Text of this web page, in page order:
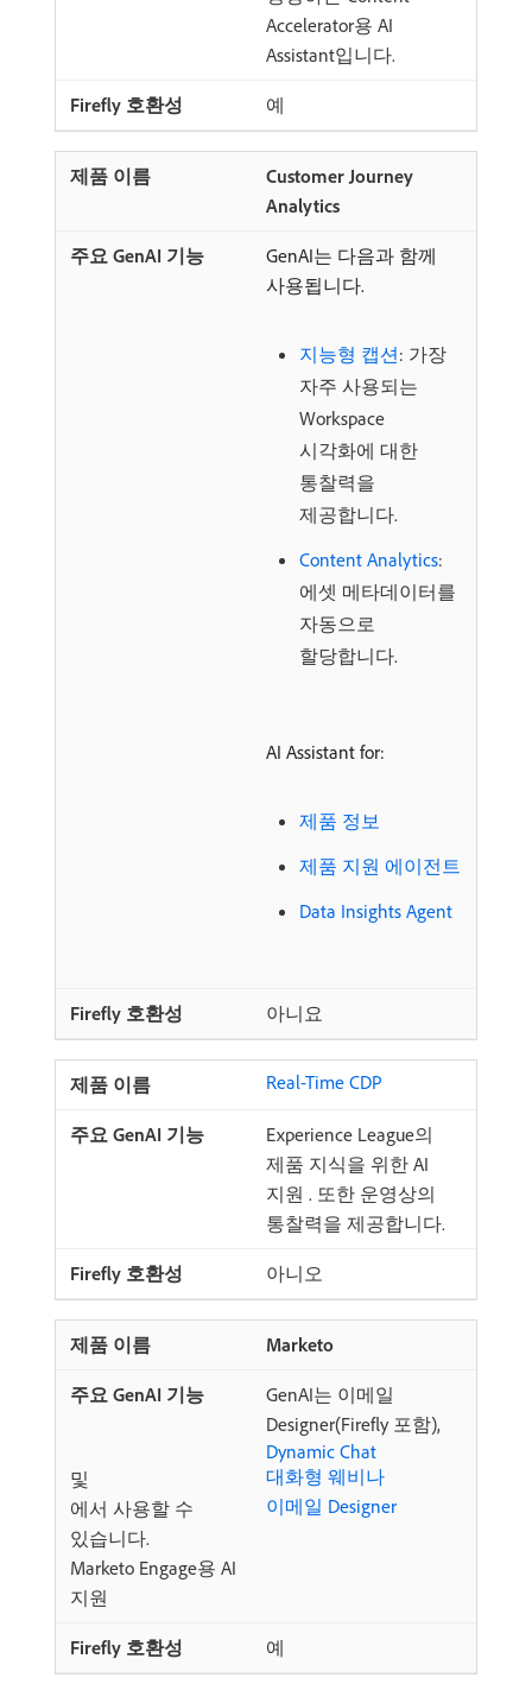
Accelerator용 AI
Assistant입니다.
예
Customer Journey
Analytics
GenAI는 다음과 함께
사용됩니다.
지능형 캡션: 가장
자주 사용되는
Workspace
시각화에 대한
통찰력을
제공합니다.
Content Analytics:
에셋 메타데이터를
자동으로
할당합니다.
AI Assistant for:
제품 정보
제품 지원 에이전트
Data Insights Agent
아니요
Real-Time CDP
Experience League의
제품 지식을 위한 AI
지원 . 또한 운영상의
통찰력을 제공합니다.
아니오
Marketo
GenAI는 이메일
Designer(Firefly 포함),
Dynamic Chat
및
대화형 웨비나
에서 사용할 수
있습니다.
Marketo Engage용 AI
지원
이메일 Designer
예